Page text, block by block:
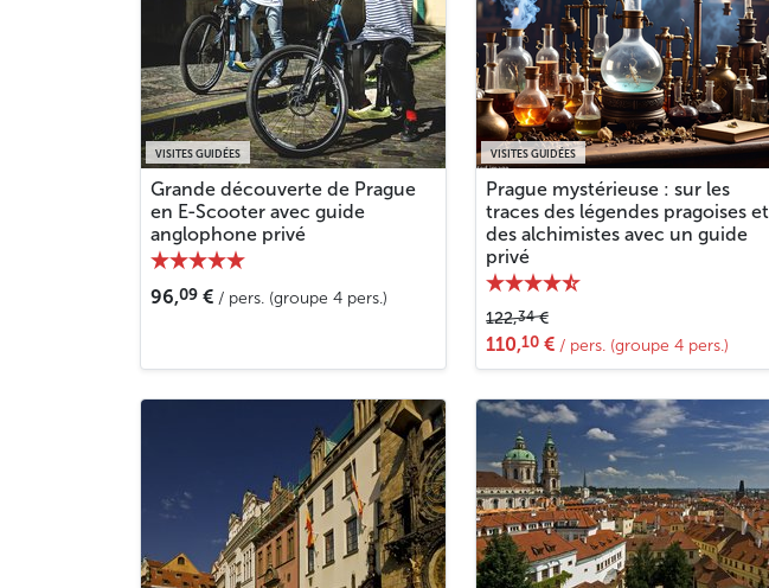
VISITES GUIDÉES
Grande découverte de Prague
en E-Scooter avec guide
anglophone privé
96,09 € / pers. (groupe 4 pers.)
VISITES GUIDÉES
Prague mystérieuse : sur les
traces des légendes pragoises et
des alchimistes avec un guide
privé
122,34€
110,10 € / pers. (groupe 4 pers.)